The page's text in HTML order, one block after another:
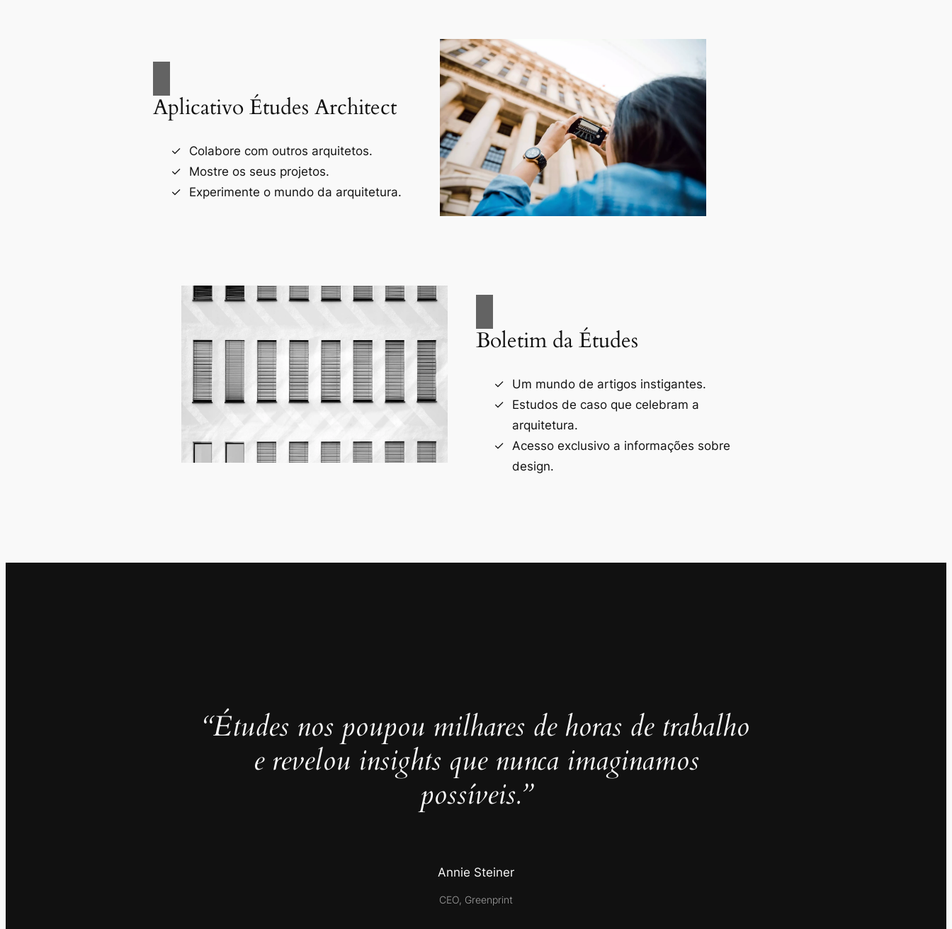
Aplicativo Études Architect
Colabore com outros arquitetos.
Mostre os seus projetos.
Experimente o mundo da arquitetura.
Boletim da Études
Um mundo de artigos instigantes.
Estudos de caso que celebram a
arquitetura.
Acesso exclusivo a informações sobre
design.
“Études nos poupou milhares de horas de trabalho
e revelou insights que nunca imaginamos
possíveis.”
Annie Steiner
CEO, Greenprint